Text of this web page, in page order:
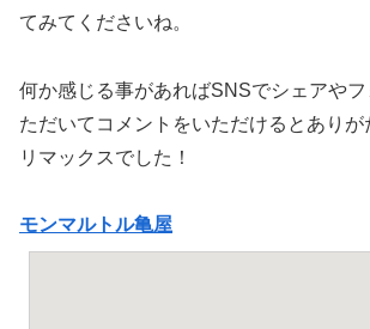
てみてくださいね。
何か感じる事があればSNSでシェアや
ただいてコメントをいただけるとあり
リマックスでした！
モンマルトル亀屋